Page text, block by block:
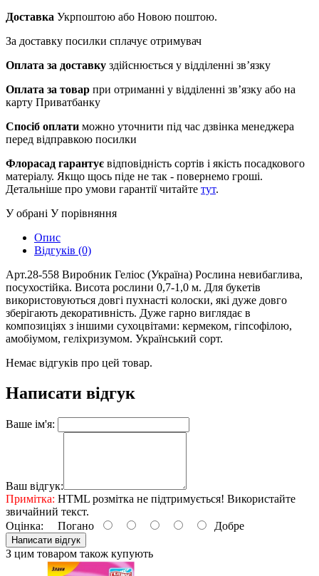
Доставка Укрпоштою або Новою поштою.
За доставку посилки сплачує отримувач
Оплата за доставку здійснюється у відділенні зв’язку
Оплата за товар при отриманні у відділенні зв’язку або на
карту Приватбанку
Спосіб оплати можно уточнити під час дзвінка менеджера
перед відправкою посилки
Флорасад гарантує відповідність сортів і якість посадкового
матеріалу. Якщо щось піде не так - повернемо гроші.
Детальніше про умови гарантії читайте тут.
У обрані У порівняння
Опис
Відгуків (0)
Арт.28-558 Виробник Геліос (Україна) Рослина невибаглива,
посухостійка. Висота рослини 0,7-1,0 м. Для букетів
використовуються довгі пухнасті колоски, які дуже довго
зберігають декоративність. Дуже гарно виглядає в
композиціях з іншими сухоцвітами: кермеком, гіпсофілою,
амобіумом, геліхризумом. Український сорт.
Немає відгуків про цей товар.
Написати відгук
Ваше ім'я:
Ваш відгук:
Примітка: HTML розмітка не підтримується! Використайте
звичайний текст.
Оцінка: Погано Добре
Написати відгук
З цим товаром також купують